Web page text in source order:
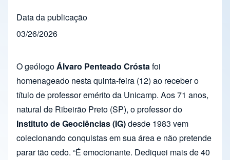
Data da publicação
03/26/2026
O geólogoÁlvaro Penteado Cróstafoi
homenageado nesta quinta-feira (12) ao receber o
título de professor emérito da Unicamp. Aos 71 anos,
natural de Ribeirão Preto (SP), o professor do
Instituto de Geociências (IG)desde 1983 vem
colecionando conquistas em sua área e não pretende
parar tão cedo. “É emocionante. Dediquei mais de 40